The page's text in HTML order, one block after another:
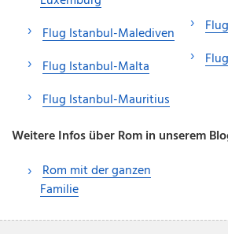
Flug Istanbul-Malediven
Flug Istanbul-Malta
Flug Istanbul-Mauritius
Weitere Infos über Rom in unserem
Rom mit der ganzen
Familie